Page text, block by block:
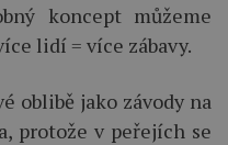
koncept můžeme
lidí = více zábavy.
oblibě jako závody na
protože v peřejích se